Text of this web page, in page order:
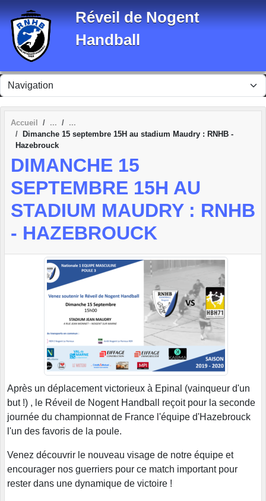
Réveil de Nogent
Handball
Accueil
Dimanche 15 septembre 15H au stadium Maudry : RNHB -
Hazebrouck
DIMANCHE 15
SEPTEMBRE 15H AU
STADIUM MAUDRY : RNHB
- HAZEBROUCK
Après un déplacement victorieux à Epinal (vainqueur d'un
but !) , le Réveil de Nogent Handball reçoit pour la seconde
journée du championnat de France l'équipe d'Hazebrouck
l'un des favoris de la poule.
Venez découvrir le nouveau visage de notre équipe et
encourager nos guerriers pour ce match important pour
rester dans une dynamique de victoire !